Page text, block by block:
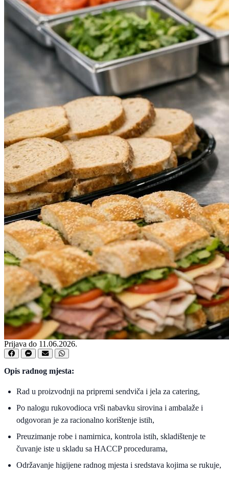
Prijava do 11.06.2026.
Opis radnog mjesta:
Rad u proizvodnji na pripremi sendviča i jela za catering,
Po nalogu rukovodioca vrši nabavku sirovina i ambalaže i
odgovoran je za racionalno korištenje istih,
Preuzimanje robe i namirnica, kontrola istih, skladištenje te
čuvanje iste u skladu sa HACCP procedurama,
Održavanje higijene radnog mjesta i sredstava kojima se rukuje,